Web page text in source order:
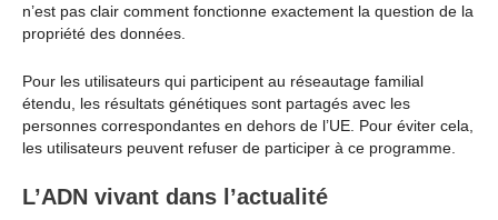
n’est pas clair comment fonctionne exactement la question de la
propriété des données.
Pour les utilisateurs qui participent au réseautage familial
étendu, les résultats génétiques sont partagés avec les
personnes correspondantes en dehors de l’UE. Pour éviter cela,
les utilisateurs peuvent refuser de participer à ce programme.
L’ADN vivant dans l’actualité